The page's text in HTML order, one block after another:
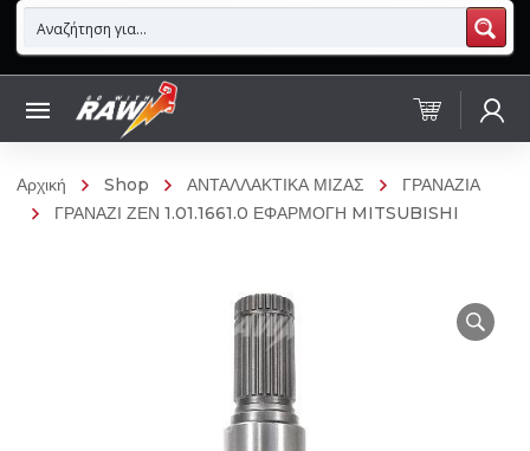
Αρχική Shop ΑΝΤΑΛΛΑΚΤΙΚΑ ΜΙΖΑΣ
ΓΡΑΝΑΖΙΑ
ΓΡΑΝΑΖΙ ΖΕΝ 1.01.1661.0 ΕΦΑΡΜΟΓΗ MITSUBISHI